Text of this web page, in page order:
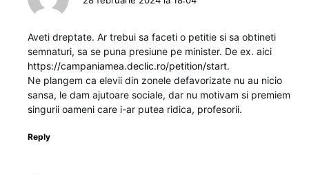
Aveti dreptate. Ar trebui sa faceti o petitie si sa obtineti
semnaturi, sa se puna presiune pe minister. De ex. aici
https://campaniamea.declic.ro/petition/start.
Ne plangem ca elevii din zonele defavorizate nu au nicio
sansa, le dam ajutoare sociale, dar nu motivam si premiem
singurii oameni care i-ar putea ridica, profesorii.
Reply